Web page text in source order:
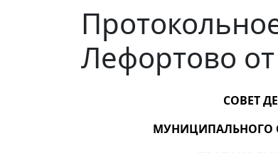
Лефортово
СОВЕТ
МУНИЦИПАЛЬНОГО